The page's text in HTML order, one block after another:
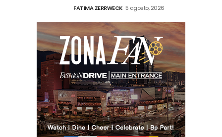
FATIMA ZERRWECK 5 agosto, 2026